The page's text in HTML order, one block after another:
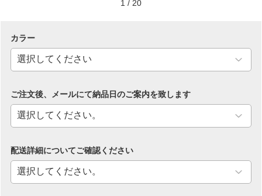
1 / 20
カラー
ご注文後、メールにて納品日のご案内を致します
配送詳細についてご確認ください